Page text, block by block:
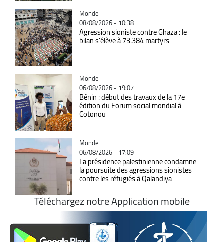
Catégorie
Monde
08/08/2026 - 10:38
Agression sioniste contre Ghaza : le
bilan s'élève à 73.384 martyrs
Catégorie
Monde
06/08/2026 - 19:07
Bénin : début des travaux de la 17e
édition du Forum social mondial à
Cotonou
Catégorie
Monde
06/08/2026 - 17:09
La présidence palestinienne condamne
la poursuite des agressions sionistes
contre les réfugiés à Qalandiya
Téléchargez notre Application mobile